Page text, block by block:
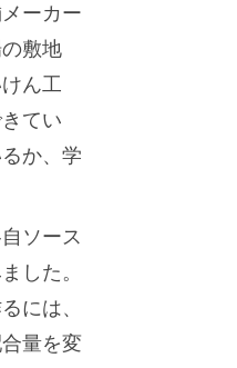
ーカー
敷地
ん工
てい
か、学
ソース
した。
には、
量を変